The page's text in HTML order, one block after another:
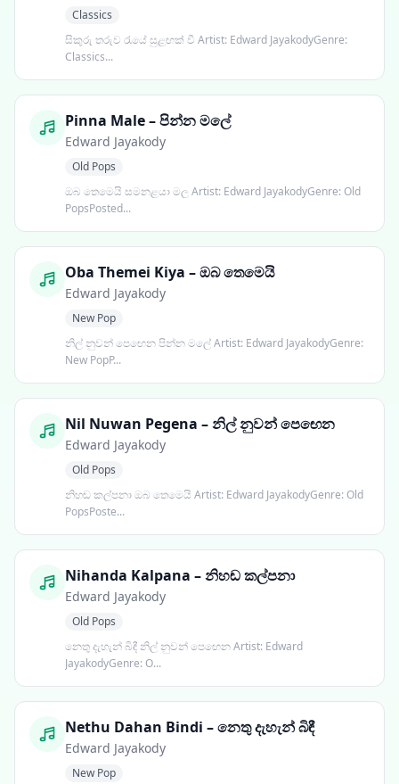
Classics
සිකුරු තරුව රැයේ සුළඟක් වී Artist: Edward JayakodyGenre:
Classics...
Pinna Male – පින්න මලේ
Edward Jayakody
Old Pops
ඔබ තෙමෙයි සමනළයා මල Artist: Edward JayakodyGenre: Old
PopsPosted...
Oba Themei Kiya – ඔබ තෙමෙයි
Edward Jayakody
New Pop
නිල් නුවන් පෙඟෙන පින්න මලේ Artist: Edward JayakodyGenre:
New PopP...
Nil Nuwan Pegena – නිල් නුවන් පෙඟෙන
Edward Jayakody
Old Pops
නිහඬ කල්පනා ඔබ තෙමෙයි Artist: Edward JayakodyGenre: Old
PopsPoste...
Nihanda Kalpana – නිහඬ කල්පනා
Edward Jayakody
Old Pops
නෙතු දැහැන් බිඳී නිල් නුවන් පෙඟෙන Artist: Edward
JayakodyGenre: O...
Nethu Dahan Bindi – නෙතු දැහැන් බිඳී
Edward Jayakody
New Pop